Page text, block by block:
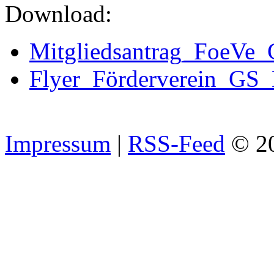
Download:
Impressum | RSS-Feed ©